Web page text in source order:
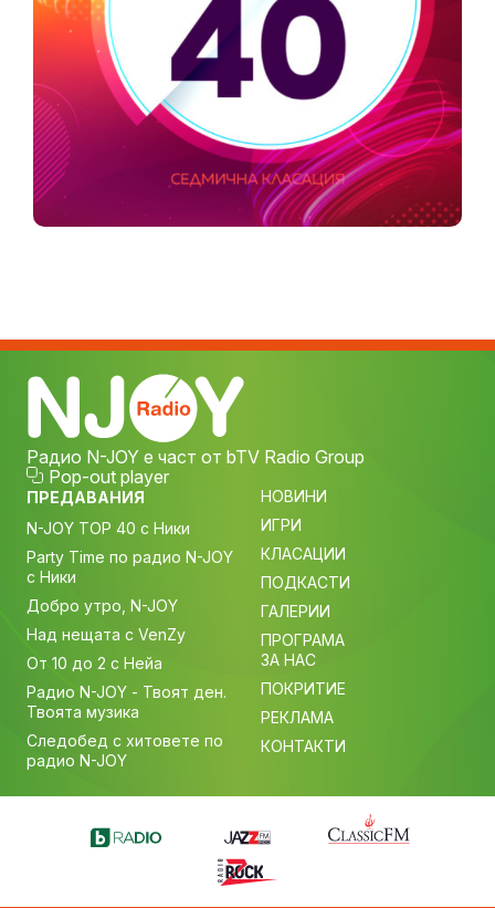
Радио N-JOY е част от bTV Radio Group
Pop-out player
ПРЕДАВАНИЯ
N-JOY TOP 40 с Ники
Party Time по радио N-JOY
с Ники
Добро утро, N-JOY
Над нещата с VenZy
От 10 до 2 с Нейа
Радио N-JOY - Твоят ден.
Твоята музика
Следобед с хитовете по
радио N-JOY
НОВИНИ
ИГРИ
КЛАСАЦИИ
ПОДКАСТИ
ГАЛЕРИИ
ПРОГРАМА
ЗА НАС
ПОКРИТИЕ
РЕКЛАМА
КОНТАКТИ